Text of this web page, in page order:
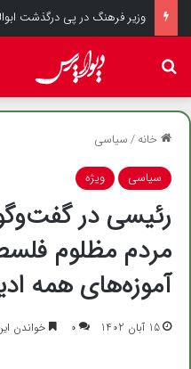
وزیر فرهنگ در پی درگذشت
جستجو برای
خانه/سیاسی
سیاسی ویژه
رئیسی در
مردم مظلوم
آموزه‌های همه
15 آبان 1402 ۰ خواندن این مطلب ۲